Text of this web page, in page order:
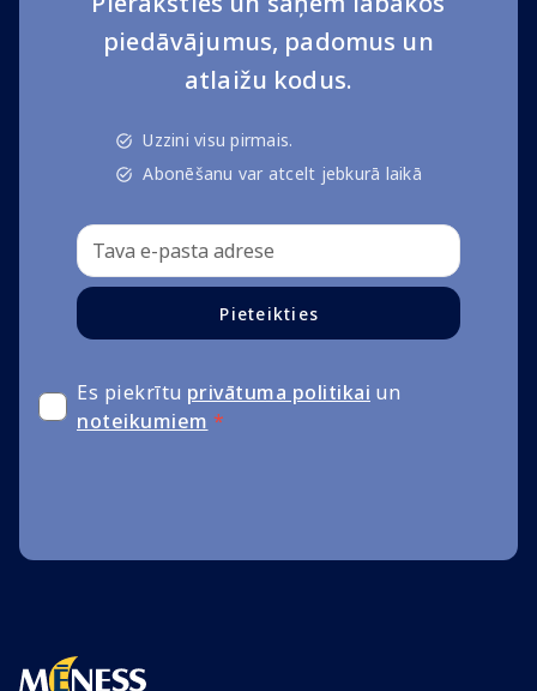
piedāvājumus, padomus un
atlaižu kodus.
Uzzini visu pirmais.
Abonēšanu var atcelt jebkurā laikā
Pieteikties
Es piekrītu privātuma politikai un
noteikumiem *